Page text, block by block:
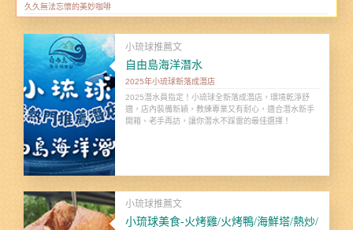
久久無法忘懷的美妙咖啡
小琉球推薦文
自由島海洋潛水
2025年小琉球新落成潛店
2025潛水員指定！小琉球全新落成潛店，環境乾淨舒
適，店內裝備新穎，教練專業又有耐心，適合潛水新手
開箱、老手再訪，讓你潛水不踩雷的最佳選擇！
小琉球推薦文
小琉球美食-火烤雞/火烤鴨/海鮮塔/熱炒/